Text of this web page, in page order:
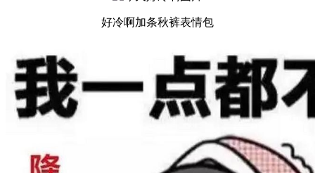
好冷啊加条秋裤表情包